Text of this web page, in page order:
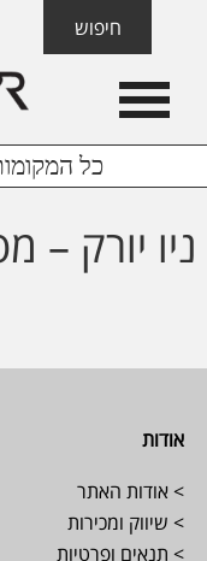
כל
links
content
footer
חיפוש
Header
Left
ניו יורק –
Footer
אודות
> אודות האתר
> שיווק ומכירות
> תנאים ופרטיות